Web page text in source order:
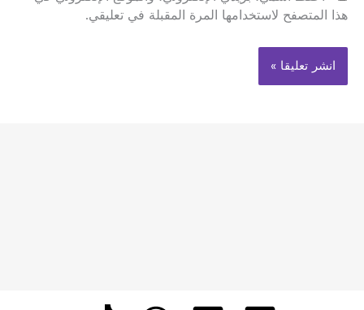
هذا المتصفح لاستخدامها المرة المقبلة في تعليقي.